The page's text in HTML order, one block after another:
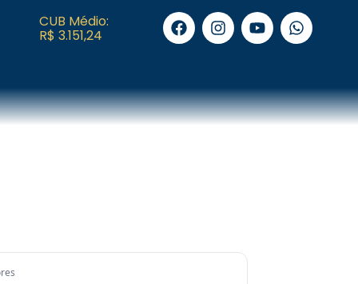
CUB Médio:
R$ 3.151,24